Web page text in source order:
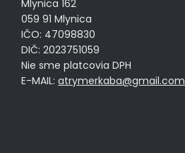
Mlynica 162
059 91 Mlynica
IČO: 47098830
DIČ: 2023751059
Nie sme platcovia DPH
E-MAIL: atrymerkaba@gmail.com